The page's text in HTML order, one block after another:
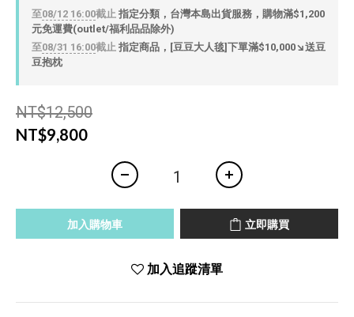
至08/12 16:00截止 指定分類，台灣本島出貨服務，購物滿$1,200
元免運費(outlet/福利品品除外)
至08/31 16:00截止 指定商品，[豆豆大人毯]下單滿$10,000↘送豆
豆抱枕
NT$12,500
NT$9,800
加入購物車 立即購買
加入追蹤清單